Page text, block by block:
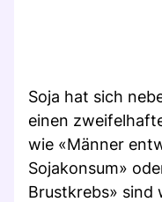
Soja hat sich
einen
wie «Männer
Sojakonsum»
Brustkrebs» sind